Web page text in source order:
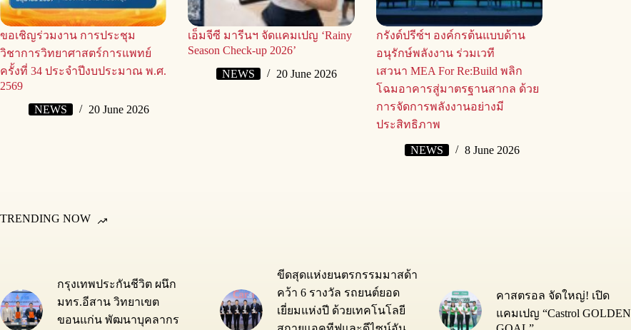
ขอเชิญร่วมงาน การประชุม
วิชาการวิทยาศาสตร์การแพทย์
ครั้งที่ 34 ประจำปีงบประมาณ พ.ศ.
2569
NEWS
20 June 2026
เอ็มจีซี มารีนฯ จัดแคมเปญ ‘Rainy
Season Check-up 2026’
NEWS
20 June 2026
กรังด์ปรีซ์ฯ องค์กรต้นแบบด้าน
อนุรักษ์พลังงาน ร่วมเวที
เสวนา MEA For Re:Build พลิก
โฉมอาคารสู่มาตรฐานสากล ด้วย
การจัดการพลังงานอย่างมี
ประสิทธิภาพ
NEWS 8 June 2026
TRENDING NOW
กรุงเทพประกันชีวิต ผนึก
มทร.อีสาน วิทยาเขต
ขอนแก่น พัฒนาบุคลากร
ขีดสุดแห่งยนตรกรรมมาสด้า
คว้า 6 รางวัล รถยนต์ยอด
เยี่ยมแห่งปี ด้วยเทคโนโลยี
คาสตรอล จัดใหญ่! เปิด
แคมเปญ “Castrol GOLDEN